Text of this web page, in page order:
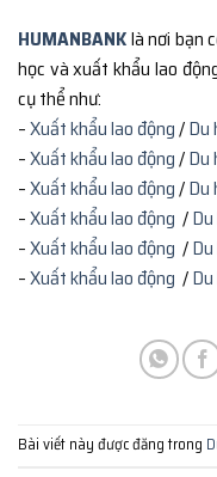
HUMANBANKlà nơi bạn
học và xuất khẩu lao
cụ thể như:
–Xuất khẩu lao động/Du
–Xuất khẩu lao động/Du
–Xuất khẩu lao động/Du
–Xuất khẩu lao động /
–Xuất khẩu lao động /
–Xuất khẩu lao động /
Bài viết này được đăng trong